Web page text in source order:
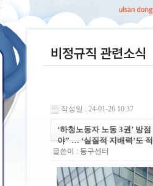
비정규직 관련소식
작성일 : 24-01-26 10:37
‘하청노동자 노동 3권’ 방
야” … ‘실질적 지배력’도
글쓴이 : 동구센터